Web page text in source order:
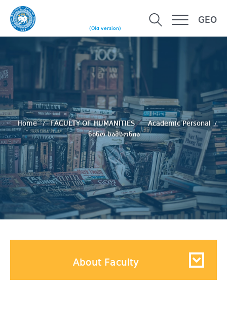
(Old version)
GEO
Home FACULTY OF HUMANITIES
Academic Personal
ნინო სამსონია
About Faculty